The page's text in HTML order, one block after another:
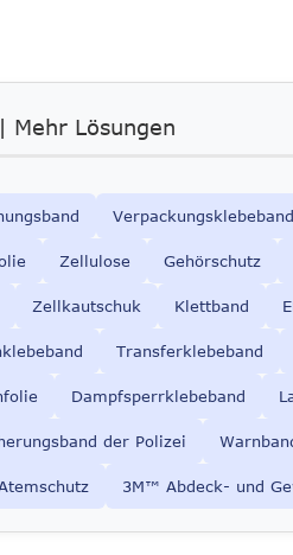
Mehr Lösungen
Verpackungsklebeband
Zellulose Gehörschutz
Zellkautschuk Klettband
Transferklebeband
Dampfsperrklebeband
der Polizei
3M™ Abdeck- und